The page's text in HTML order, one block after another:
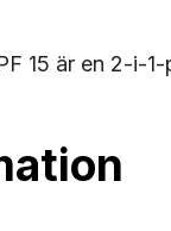
15 är en 2-i-